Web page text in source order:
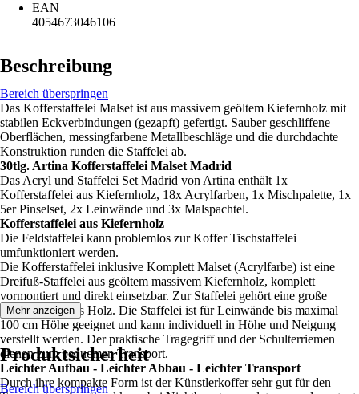
EAN
4054673046106
Beschreibung
Bereich überspringen
Das Kofferstaffelei Malset ist aus massivem geöltem Kiefernholz mit
stabilen Eckverbindungen (gezapft) gefertigt. Sauber geschliffene
Oberflächen, messingfarbene Metallbeschläge und die durchdachte
Konstruktion runden die Staffelei ab.
30tlg. Artina Kofferstaffelei Malset Madrid
Das Acryl und Staffelei Set Madrid von Artina enthält 1x
Kofferstaffelei aus Kiefernholz, 18x Acrylfarben, 1x Mischpalette, 1x
5er Pinselset, 2x Leinwände und 3x Malspachtel.
Kofferstaffelei aus Kiefernholz
Die Feldstaffelei kann problemlos zur Koffer Tischstaffelei
umfunktioniert werden.
Die Kofferstaffelei inklusive Komplett Malset (Acrylfarbe) ist eine
Dreifuß-Staffelei aus geöltem massivem Kiefernholz, komplett
vormontiert und direkt einsetzbar. Zur Staffelei gehört eine große
Mischpalette aus Holz. Die Staffelei ist für Leinwände bis maximal
100 cm Höhe geeignet und kann individuell in Höhe und Neigung
verstellt werden. Der praktische Tragegriff und der Schulterriemen
dienen zum bequemen Transport.
Leichter Aufbau - Leichter Abbau - Leichter Transport
Durch ihre kompakte Form ist der Künstlerkoffer sehr gut für den
Mehr anzeigen
Produktsicherheit
Bereich überspringen